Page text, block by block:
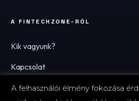
A FINTECHZONE-RÓL
Kik vagyunk?
Kapcsolat
Hírlevél
A felhasználói élmény fokozása